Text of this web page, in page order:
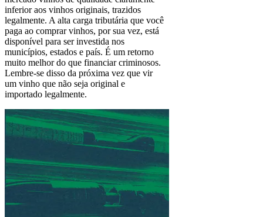
inferior aos vinhos originais, trazidos
legalmente. A alta carga tributária que você
paga ao comprar vinhos, por sua vez, está
disponível para ser investida nos
municípios, estados e país. É um retorno
muito melhor do que financiar criminosos.
Lembre-se disso da próxima vez que vir
um vinho que não seja original e
importado legalmente.